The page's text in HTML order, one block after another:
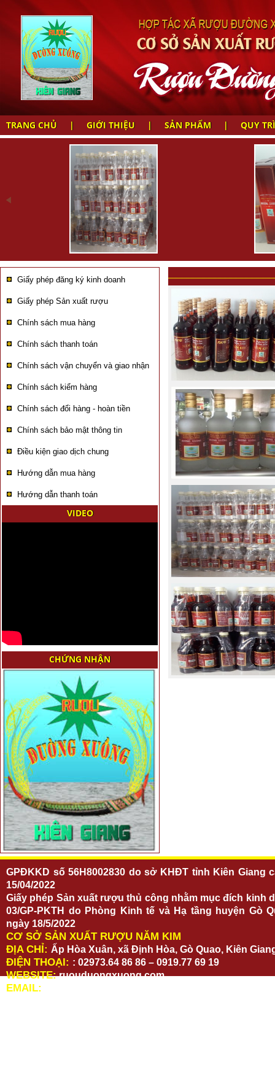
TRANG CHỦ | GIỚI THIỆU | SẢN PHẨM | QUY
Giấy phép đăng ký kinh doanh
Giấy phép Sản xuất rượu
Chính sách mua hàng
Chính sách thanh toán
Chính sách vận chuyển và giao nhận
Chính sách kiểm hàng
Chính sách đổi hàng - hoàn tiền
Chính sách bảo mật thông tin
Điều kiện giao dịch chung
Hướng dẫn mua hàng
Hướng dẫn thanh toán
VIDEO
CHỨNG NHẬN
GPĐKKD số 56H8002830 do sở KHĐT tỉnh Kiên Giang
15/04/2022
Giấy phép Sản xuất rượu thủ công nhằm mục đích kinh
03/GP-PKTH do Phòng Kinh tế và Hạ tầng huyện Gò
ngày 18/5/2022
CƠ SỞ SẢN XUẤT RƯỢU NĂM KIM
ĐỊA CHỈ: Ấp Hòa Xuân, xã Định Hòa, Gò Quao, Kiên
ĐIỆN THOẠI: : 02973.64 86 86 – 0919.77 69 19
WEBSITE:ruouduongxuong.com
EMAIL: